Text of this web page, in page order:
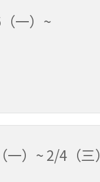
一）~
）~ 2/4（三）